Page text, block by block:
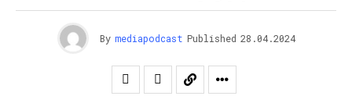
By mediapodcast Published 28.04.2024